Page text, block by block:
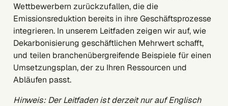
Wettbewerbern zurückzufallen, die die
Emissionsreduktion bereits in ihre Geschäftsprozesse
integrieren. In unserem Leitfaden zeigen wir auf, wie
Dekarbonisierung geschäftlichen Mehrwert schafft,
und teilen branchenübergreifende Beispiele für einen
Umsetzungsplan, der zu Ihren Ressourcen und
Abläufen passt.
Hinweis: Der Leitfaden ist derzeit nur auf Englisch